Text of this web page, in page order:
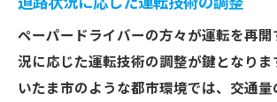
ペーパードライバーの方々が運転を再開
況に応じた運転技術の調整が鍵となりま
いたま市のような都市環境では、交通量